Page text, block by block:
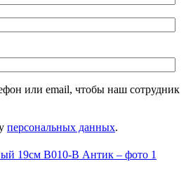
или email, чтобы наш сотрудник
персональных данных.